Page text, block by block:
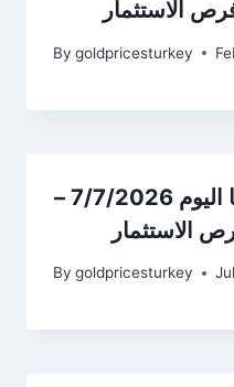
الاستثمار
By goldpricesturkey
أسعار الذهب في ألمانيا اليوم 7/7/2026 –
الاستثمار
By goldpricesturkey